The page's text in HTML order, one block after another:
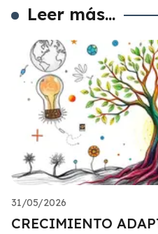
Leer más...
31/05/2026
CRECIMIENTO